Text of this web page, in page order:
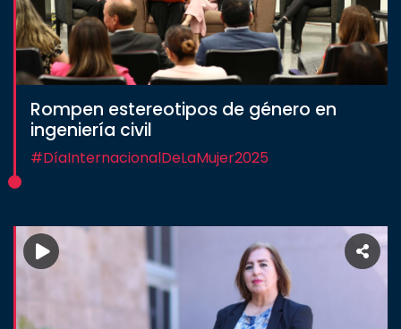
Rompen estereotipos de género en
ingeniería civil
#DíaInternacionalDeLaMujer2025